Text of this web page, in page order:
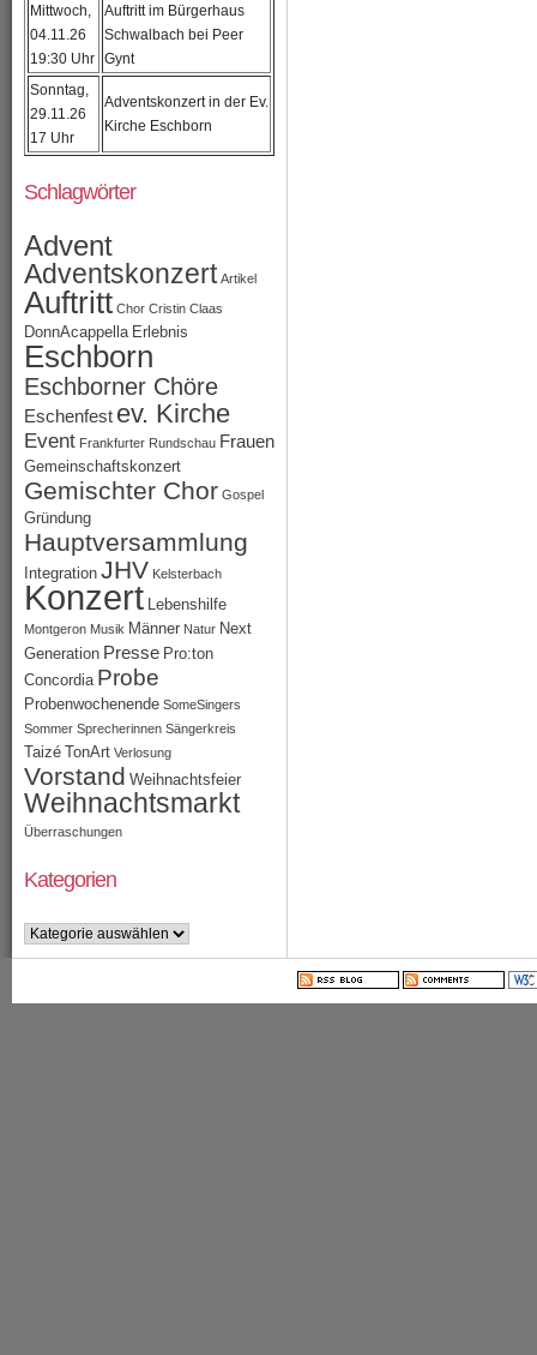
Mittwoch,
04.11.26
19:30 Uhr
Auftritt im Bürgerhaus
Schwalbach bei Peer
Gynt
Sonntag,
29.11.26
17 Uhr
Adventskonzert in der Ev.
Kirche Eschborn
Schlagwörter
Advent
Adventskonzert Artikel
Auftritt Chor Cristin Claas
DonnAcappella Erlebnis
Eschborn
Eschborner Chöre
Eschenfest ev. Kirche
Event Frankfurter Rundschau Frauen
Gemeinschaftskonzert
Gemischter Chor Gospel
Gründung
Hauptversammlung
Integration JHV Kelsterbach
Konzert Lebenshilfe
Montgeron Musik Männer Natur Next
Generation Presse Pro:ton
Concordia Probe
Probenwochenende SomeSingers
Sommer Sprecherinnen Sängerkreis
Taizé TonArt Verlosung
Vorstand Weihnachtsfeier
Weihnachtsmarkt
Überraschungen
Kategorien
Kategorien